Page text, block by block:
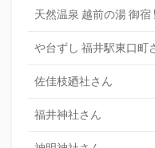
天然温泉 越前の湯 御宿
や台ずし 福井駅東口町
佐佳枝廼社さん
福井神社さん